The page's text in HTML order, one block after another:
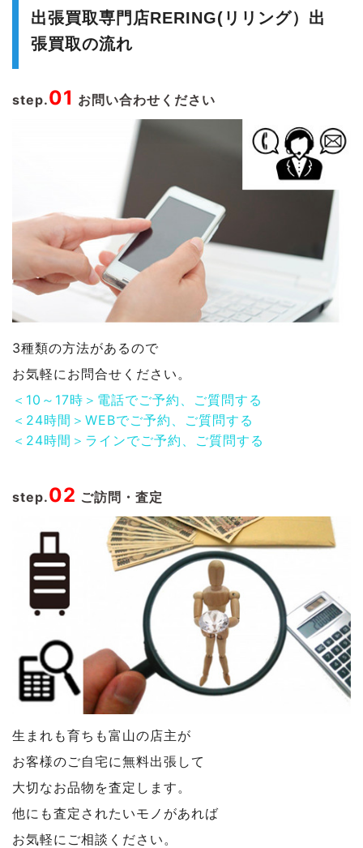
出張買取専門店RERING(リリング）出
張買取の流れ
step.01 お問い合わせください
3種類の方法があるので
お気軽にお問合せください。
＜10～17時＞電話でご予約、ご質問する
＜24時間＞WEBでご予約、ご質問する
＜24時間＞ラインでご予約、ご質問する
step.02 ご訪問・査定
生まれも育ちも富山の店主が
お客様のご自宅に無料出張して
大切なお品物を査定します。
他にも査定されたいモノがあれば
お気軽にご相談ください。